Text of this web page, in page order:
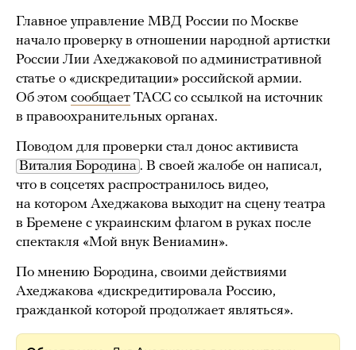
Главное управление МВД России по Москве
начало проверку в отношении народной артистки
России Лии Ахеджаковой по административной
статье о «дискредитации» российской армии.
Об этом сообщает ТАСС со ссылкой на источник
в правоохранительных органах.
Поводом для проверки стал донос активиста
Виталия Бородина . В своей жалобе он написал,
что в соцсетях распространилось видео,
на котором Ахеджакова выходит на сцену театра
в Бремене с украинским флагом в руках после
спектакля «Мой внук Вениамин».
По мнению Бородина, своими действиями
Ахеджакова «дискредитировала Россию,
гражданкой которой продолжает являться».